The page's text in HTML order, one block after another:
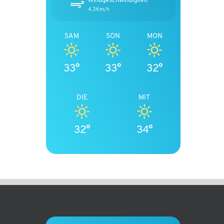
4.3Km/h
SAM
33°
SON
33°
MON
32°
DIE
32°
MIT
34°